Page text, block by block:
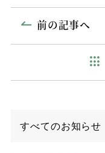
前の記事へ
すべてのお知らせ